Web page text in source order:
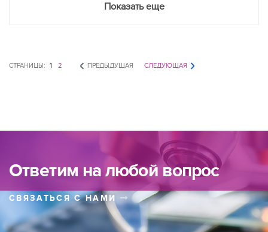
Показать еще
СТРАНИЦЫ: 1 2 ПРЕДЫДУЩАЯ СЛЕДУЮЩАЯ
Ответим на любой вопрос
СВЯЗАТЬСЯ С НАМИ